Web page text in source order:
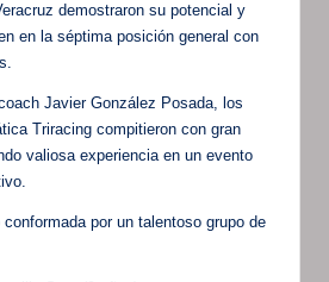
demostraron su potencial y
en la séptima posición general con
Javier González Posada, los
Triracing compitieron con gran
valiosa experiencia en un evento
por un talentoso grupo de